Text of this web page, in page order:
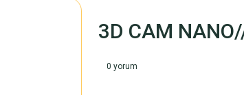
3D CAM
0 yorum